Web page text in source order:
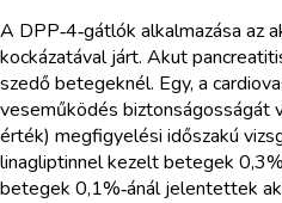
A DPP‑4‑gátlók alkalmazása az
kockázatával járt. Akut
szedő betegeknél. Egy, a
veseműködés biztonságosságát
érték) megfigyelési időszakú
linagliptinnel kezelt betegek
betegek 0,1%‑ánál jelentettek